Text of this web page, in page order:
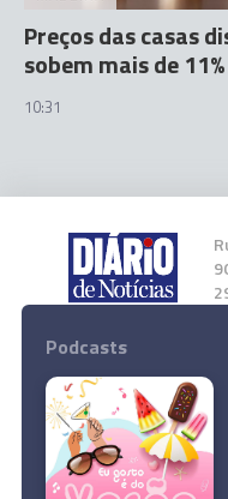
Preços das casas
sobem mais de
10:31
Podcasts